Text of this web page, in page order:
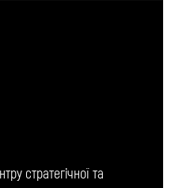
стратегічної та